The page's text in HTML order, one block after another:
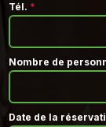
Tél. *
Nombre de
Date de la